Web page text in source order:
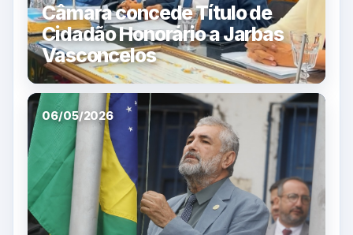
Câmara concede Título de
Cidadão Honorário a Jarbas
Vasconcelos
06/05/2026